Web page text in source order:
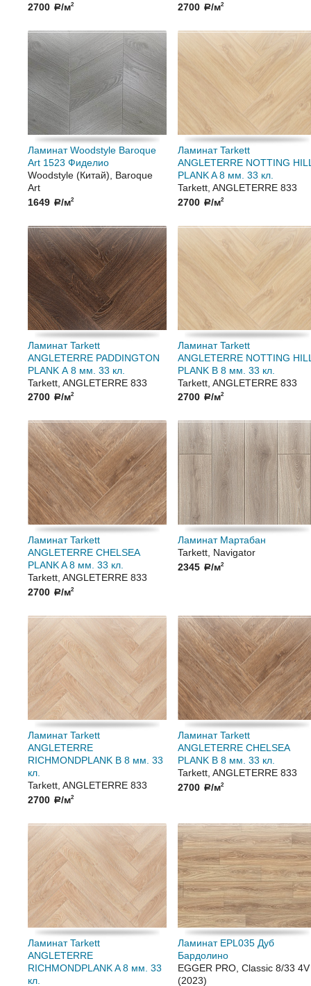
2700 a/м2
2700 a/м2
Ламинат Woodstyle Baroque
Art 1523 Фиделио
Woodstyle (Китай), Baroque
Art
1649 a/м2
Ламинат Tarkett
ANGLETERRE NOTTING
PLANK A 8 мм. 33 кл.
Tarkett, ANGLETERRE 833
2700 a/м2
Ламинат Tarkett
ANGLETERRE PADDINGTON
PLANK А 8 мм. 33 кл.
Tarkett, ANGLETERRE 833
2700 a/м2
Ламинат Tarkett
ANGLETERRE NOTTING
PLANK B 8 мм. 33 кл.
Tarkett, ANGLETERRE 833
2700 a/м2
Ламинат Tarkett
ANGLETERRE CHELSEA
PLANK A 8 мм. 33 кл.
Tarkett, ANGLETERRE 833
2700 a/м2
Ламинат Мартабан
Tarkett, Navigator
2345 a/м2
Ламинат Tarkett
ANGLETERRE
RICHMONDPLANK B 8 мм. 33
кл.
Tarkett, ANGLETERRE 833
2700 a/м2
Ламинат Tarkett
ANGLETERRE CHELSEA
PLANK B 8 мм. 33 кл.
Tarkett, ANGLETERRE 833
2700 a/м2
Ламинат Tarkett
ANGLETERRE
RICHMONDPLANK A 8 мм. 33
кл.
Ламинат EPL035 Дуб
Бардолино
EGGER PRO, Classic 8/33 4V
(2023)